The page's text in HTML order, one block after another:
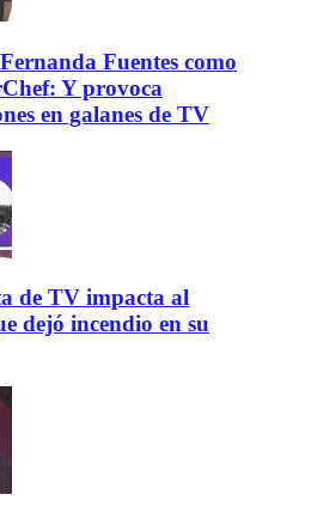
Fuentes como
Y provoca
en galanes de TV
de TV impacta al
dejó incendio en su